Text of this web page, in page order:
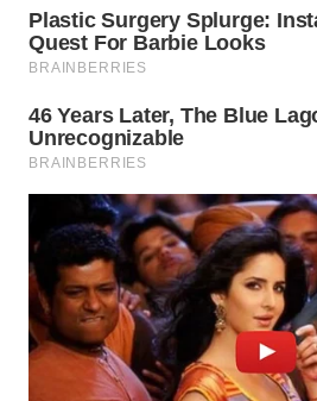
WN
WN
WN
SUKABUMI
WN
PURWAKARTA